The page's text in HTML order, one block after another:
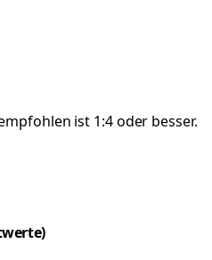
ist 1:4 oder besser.